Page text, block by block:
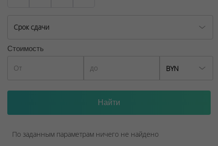
Срок сдачи
Стоимость
BYN
По заданным параметрам ничего не найдено